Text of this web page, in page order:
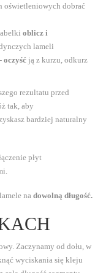
oświetleniowych dobrać
oblicz i
lameli
oczyść ją z kurzu, odkurz
rezultatu przed
tak, aby
bardziej naturalny
płyt
na dowolną długość.
Zaczynamy od dołu, w
wyciskania się kleju